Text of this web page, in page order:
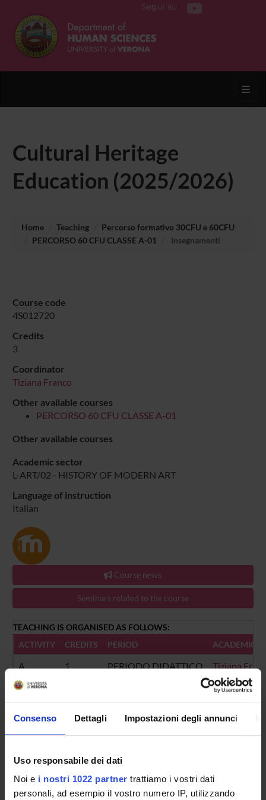
Consenso Dettagli Impostazioni degli annunci
Uso responsabile dei dati
Noi e i nostri 1022 partner trattiamo i vostri dati
personali, ad esempio il vostro numero IP, utilizzando
Segui su
Cultural Heritage
Education (2025/2026)
Home Teaching
Percorso formativo 30CFU e 60CFU
PERCORSO 60 CFU CLASSE A-01
Insegnamenti
Course code
4S012720
Credits
3
Coordinator
Tiziana Franco
Other available courses
PERCORSO 60 CFU CLASSE A-01
Other available courses
Academic sector
L-ART/02 - HISTORY OF MODERN ART
Language of instruction
Italian
Course news
Seminars related to the course
TEACHING IS ORGANISED AS FOLLOWS:
ACTIVITY
CREDITS PERIOD ACADEMIC
A 1 PERIODO DIDATTICO Tiziana